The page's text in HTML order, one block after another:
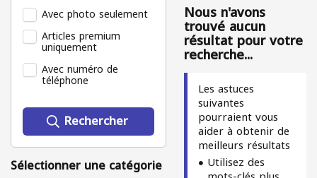
Avec photo seulement
Articles premium
uniquement
Avec numéro de
téléphone
Rechercher
Sélectionner une catégorie
Nous n'avons
trouvé aucun
résultat pour votre
recherche...
Les astuces
suivantes
pourraient vous
aider à obtenir de
meilleurs résultats
Utilisez des